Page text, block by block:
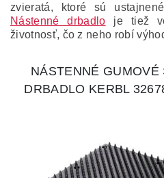
zvieratá, ktoré sú
Nástenné drbadlo je tiež
životnosť, čo z neho robí